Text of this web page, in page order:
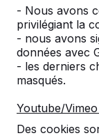
- Nous avons
privilégiant la
- nous avons
données avec
- les derniers
masqués.
Youtube/
Des cookies